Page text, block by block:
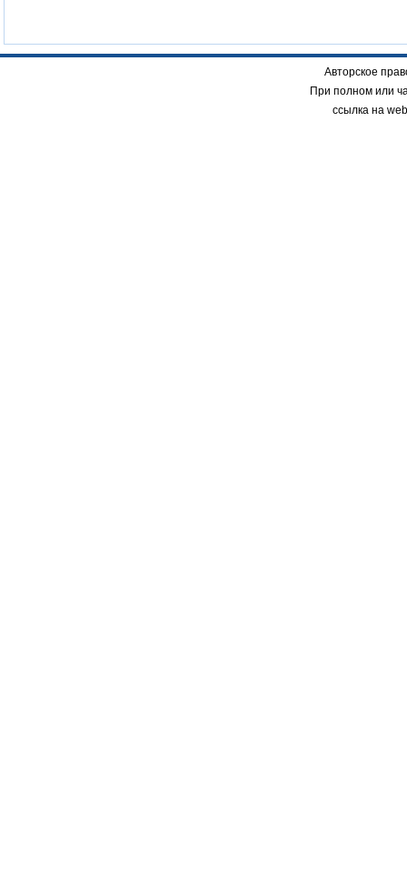
Авторское
При полном или
ссылка на